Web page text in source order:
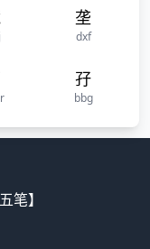
垄
dxf
孖
bbg
笔】